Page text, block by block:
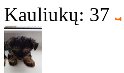
Kauliukų: 37